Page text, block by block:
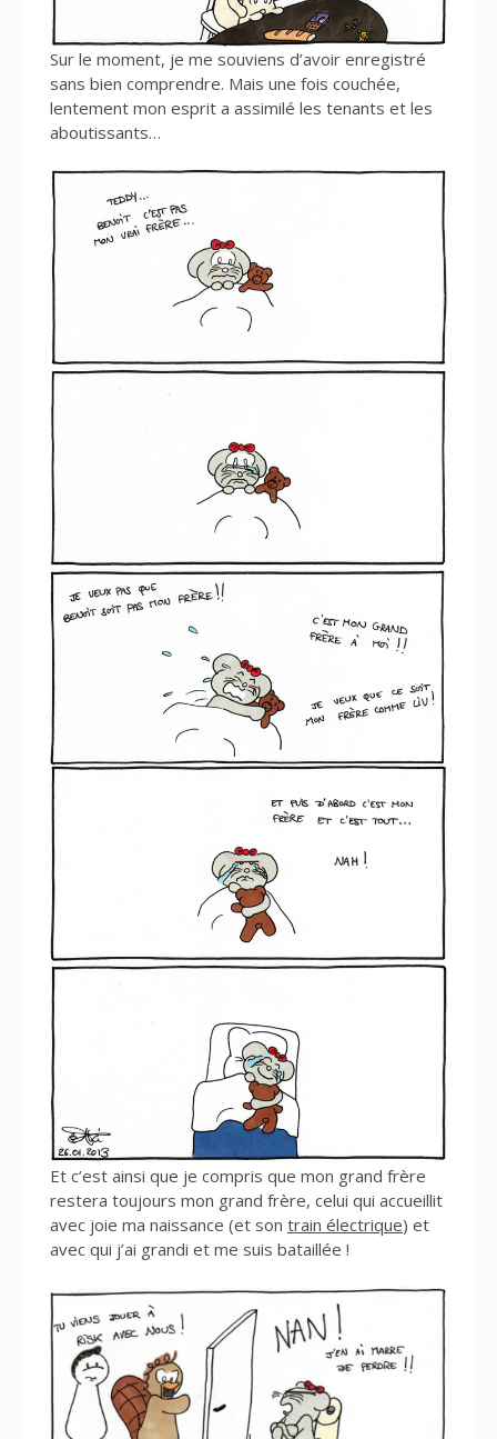
Sur le moment, je me souviens d’avoir enregistré
sans bien comprendre. Mais une fois couchée,
lentement mon esprit a assimilé les tenants et les
aboutissants…
Et c’est ainsi que je compris que mon grand frère
restera toujours mon grand frère, celui qui accueillit
avec joie ma naissance (et son train électrique) et
avec qui j’ai grandi et me suis bataillée !